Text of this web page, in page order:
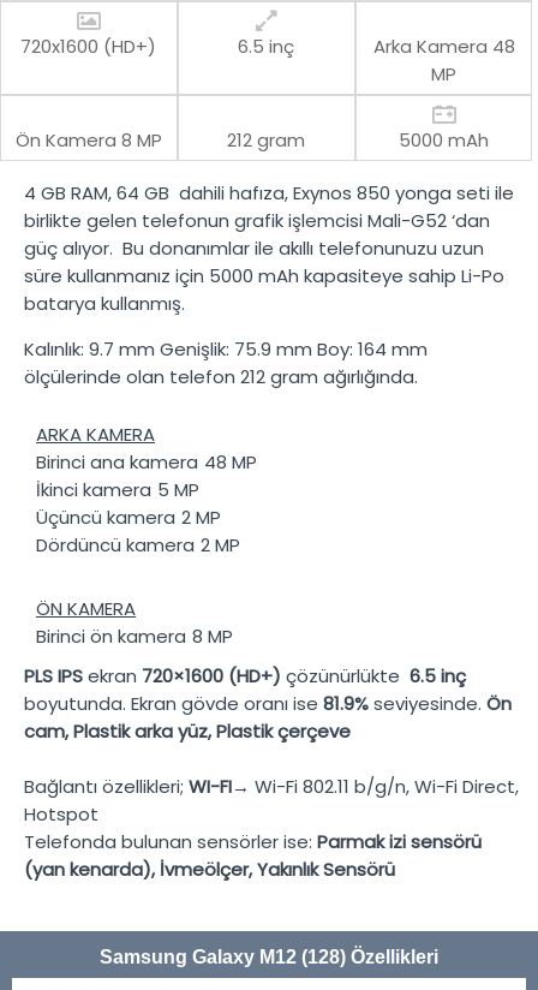
720x1600 (HD+) 6.5 inç Arka Kamera 48
MP
Ön Kamera 8 MP 212 gram 5000 mAh
4 GB RAM,64 GB dahili hafıza,Exynos 850 yonga seti ile
birlikte gelen telefonun grafik işlemcisi Mali-G52‘dan
güç alıyor. Bu donanımlar ile akıllı telefonunuzu uzun
süre kullanmanız için 5000 mAh kapasiteye sahip Li-Po
batarya kullanmış.
Kalınlık: 9.7 mm Genişlik: 75.9 mm Boy: 164 mm
ölçülerinde olan telefon 212 gram ağırlığında.
ARKA KAMERA
Birinci ana kamera 48 MP
İkinci kamera 5 MP
Üçüncü kamera 2 MP
Dördüncü kamera 2 MP
ÖN KAMERA
Birinci ön kamera 8 MP
PLS IPSekran 720×1600 (HD+) çözünürlükte 6.5 inç
boyutunda. Ekran gövde oranı ise 81.9%seviyesinde. Ön
cam, Plastik arka yüz, Plastik çerçeve
Bağlantı özellikleri; WI-FI→ Wi-Fi 802.11 b/g/n, Wi-Fi Direct,
Hotspot
Telefonda bulunan sensörler ise: Parmak izi sensörü
(yan kenarda), İvmeölçer, Yakınlık Sensörü
Samsung Galaxy M12 (128) Özellikleri